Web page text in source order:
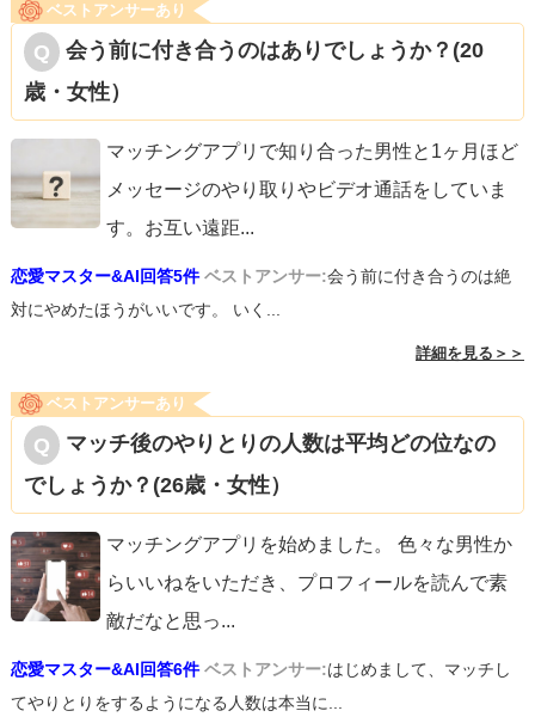
ベストアンサーあり
会う前に付き合うのはありでしょうか？(20
歳・女性）
マッチングアプリで知り合った男性と1ヶ月ほど
メッセージのやり取りやビデオ通話をしていま
す。お互い遠距...
恋愛マスター&AI回答5件 ベストアンサー:会う前に付き合うのは絶
対にやめたほうがいいです。 いく...
詳細を見る＞＞
ベストアンサーあり
マッチ後のやりとりの人数は平均どの位なの
でしょうか？(26歳・女性）
マッチングアプリを始めました。 色々な男性か
らいいねをいただき、プロフィールを読んで素
敵だなと思っ...
恋愛マスター&AI回答6件 ベストアンサー:はじめまして、マッチし
てやりとりをするようになる人数は本当に...